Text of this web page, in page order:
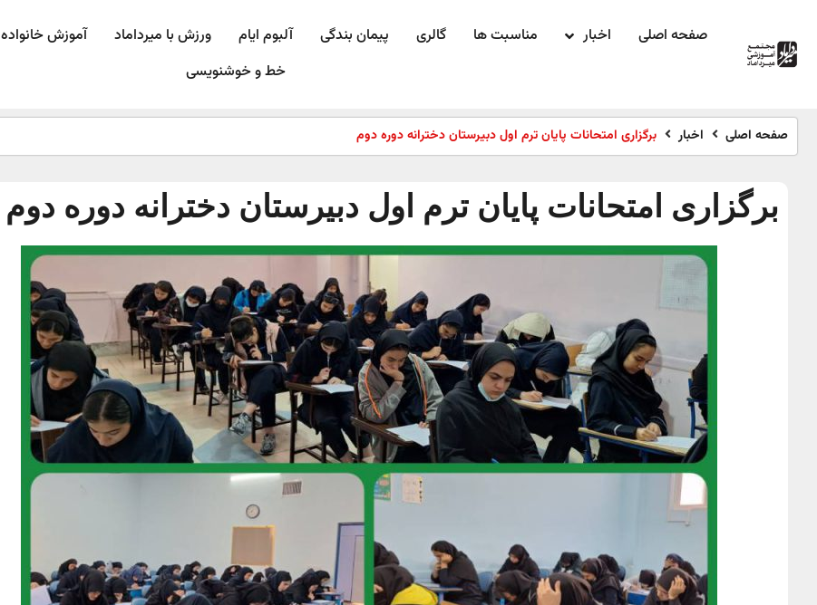
صفحه اصلی اخبار مناسبت ها گالری پیمان بندگی آلبوم ایام ورزش با میرداماد​ آموزش خانواده
خط و خوشنویسی
صفحه اصلی اخبار برگزاری امتحانات پایان ترم اول دبیرستان دخترانه دوره دوم
برگزاری امتحانات پایان ترم اول دبیرستان دخترانه دوره دوم